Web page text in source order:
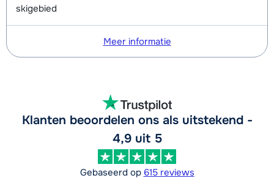
skigebied
Meer informatie
Klanten beoordelen ons als uitstekend -
4,9 uit 5
Gebaseerd op 615 reviews